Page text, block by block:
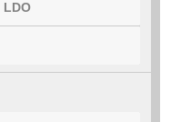
LDO